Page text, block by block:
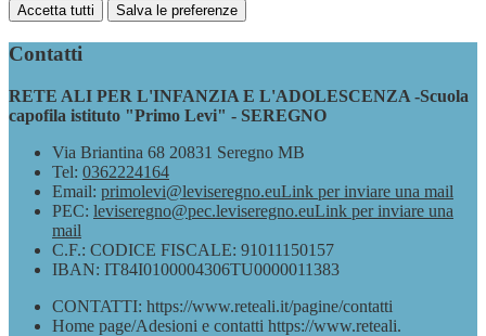
Accetta tutti Salva le preferenze
Contatti
RETE ALI PER L'INFANZIA E L'ADOLESCENZA -Scuola
capofila istituto "Primo Levi" - SEREGNO
Via Briantina 68 20831 Seregno MB
Tel: 0362224164
Email: primolevi@leviseregno.euLink per inviare una mail
PEC: leviseregno@pec.leviseregno.euLink per inviare una
mail
C.F.: CODICE FISCALE: 91011150157
IBAN: IT84I0100004306TU0000011383
CONTATTI: https://www.reteali.it/pagine/contatti
Home page/Adesioni e contatti https://www.reteali.